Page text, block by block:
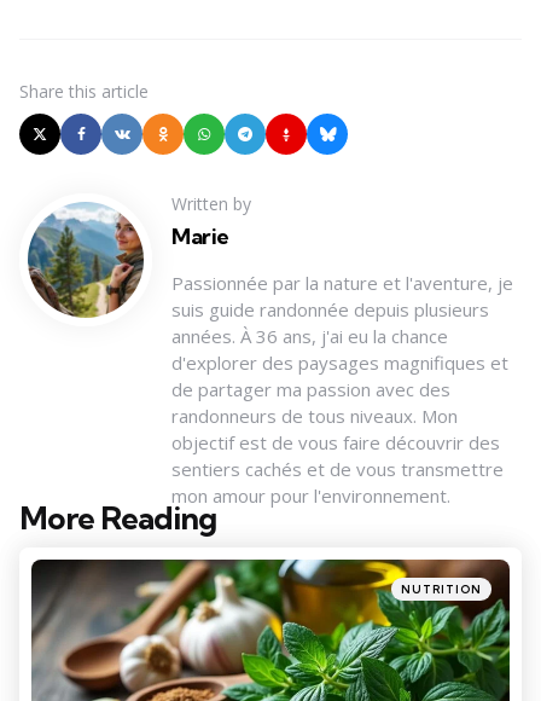
Share this article
Written by
Marie
Passionnée par la nature et l'aventure, je
suis guide randonnée depuis plusieurs
années. À 36 ans, j'ai eu la chance
d'explorer des paysages magnifiques et
de partager ma passion avec des
randonneurs de tous niveaux. Mon
objectif est de vous faire découvrir des
sentiers cachés et de vous transmettre
mon amour pour l'environnement.
More Reading
Post
navigation
Posted
in
NUTRITION